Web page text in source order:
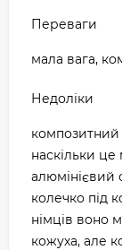
Переваги
мала вага,
Недоліки
наскільки це
алюмінієвий
колечко під
німців воно
кожуха, але